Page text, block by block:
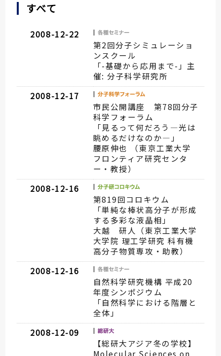
すべて
2008-12-22
第2回分子シミュレーショ
ンスクール
「-基礎から応用まで-」主
催: 分子科学研究所
2008-12-17
市民公開講座 第78回分子
科学フォーラム
「見るって何だろう―光は
眺めるだけなのか―」
腰原伸也 （東京工業大学
フロンティア研究センタ
ー・教授）
2008-12-16
第819回コロキウム
「単純な棒状高分子が形成
する多彩な液晶相」
大越 研人（東京工業大学
大学院 理工学研究 科有機
高分子物質専攻・助教）
2008-12-16
自然科学研究機構 平成20
年度シンポジウム
「自然科学における階層と
全体」
2008-12-09
【総研大アジア冬の学校】